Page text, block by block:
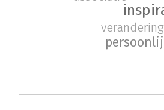
verandering